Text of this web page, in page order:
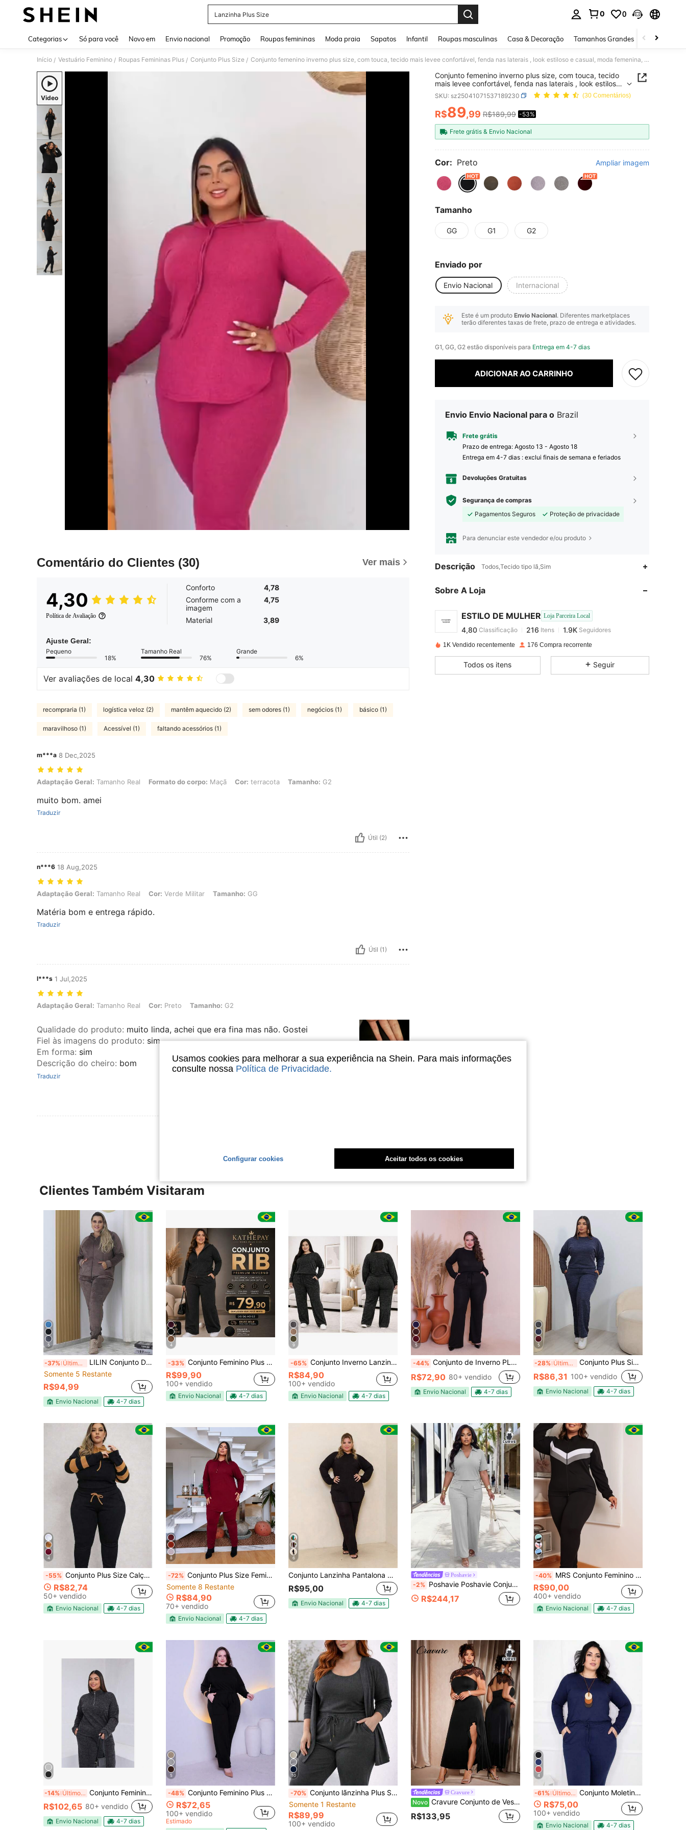
Lanzinha Plus Size
0 0
Categorias Só para você Novo em Envio nacional Promoção Roupas femininas Moda praia Sapatos Infantil Roupas masculinas Casa & Decoração Tamanhos Grandes Joias e
Início / Vestuário Feminino / Roupas Femininas Plus / Conjunto Plus Size / Conjunto femenino inverno plus size, com touca, tecido mais levee confortável, fenda nas laterais , look estiloso e casual, moda femenina, frio, noite.
Video
Comentário do Clientes (30) Ver mais
4,30
Política de Avaliação
Conforto
4,78
Conforme com a
imagem
4,75
Material 3,89
Ajuste Geral:
Pequeno
18%
Tamanho Real
76%
Grande
6%
Ver avaliações de local 4,30
recompraria (1) logística veloz (2) mantêm aquecido (2) sem odores (1) negócios (1) básico (1)
maravilhoso (1) Acessível (1) faltando acessórios (1)
m***a 8 Dec,2025
Adaptação Geral: Tamanho Real, Formato do corpo: Maçã, Cor: terracota, Tamanho: G2
Adaptação Geral: Tamanho Real Formato do corpo: Maçã Cor: terracota Tamanho: G2
muito bom. amei
Traduzir
Útil (2)
n***6 18 Aug,2025
Adaptação Geral: Tamanho Real, Cor: Verde Militar, Tamanho: GG
Adaptação Geral: Tamanho Real Cor: Verde Militar Tamanho: GG
Matéria bom e entrega rápido.
Traduzir
Útil (1)
l***s 1 Jul,2025
Adaptação Geral: Tamanho Real, Cor: Preto, Tamanho: G2
Adaptação Geral: Tamanho Real Cor: Preto Tamanho: G2
Qualidade do produto: muito linda, achei que era fina mas não. Gostei
Fiel às imagens do produto: sim
Em forma: sim
Descrição do cheiro: bom
Traduzir
Conjunto femenino inverno plus size, com touca, tecido
mais levee confortável, fenda nas laterais , look estiloso
e casual, moda femenina, frio, noite.
SKU: sz25041071537189230 (30 Comentários)
PRICE AND AVAILABILITY
R$89,99 R$189,99 -53%
Frete grátis & Envio Nacional
Cor: Preto Ampliar imagem
Tamanho
GG G1 G2
Enviado por
Envio Nacional Internacional
Este é um produto Envio Nacional. Diferentes marketplaces
terão diferentes taxas de frete, prazo de entrega e atividades.
G1, GG, G2 estão disponíveis para Entrega em 4-7 dias
ADICIONAR AO CARRINHO
Envio Envio Nacional para o Brazil
Frete grátis
Prazo de entrega: Agosto 13 - Agosto 18
Entrega em 4-7 dias : exclui finais de semana e feriados
Devoluções Gratuitas
Segurança de compras
Pagamentos Seguros
Proteção de privacidade
Para denunciar este vendedor e/ou produto
Descrição Todos,Tecido tipo lã,Sim
Sobre A Loja
ESTILO DE MULHER Loja Parceira Local
4,80 216
4,80
4,80 216 1.9K
r***spago1 dia atrás
4,80 216 1.9K
1K Vendido recentemente 176 Compra recorrente
Todos os itens Seguir
Clientes Também Visitaram
5
-37% Últimos 3 dias
LILIN Conjunto De Plush Plus Size Com Capuz Calça Punho
Somente 5 Restante
R$94,99
Envio Nacional 4-7 dias
4
-33% Conjunto Feminino Plus Size Inverno Malha Rib Canelada Premium com Capuz e Zíper Casual Elegante e Confortável
R$99,90
100+ vendido
Envio Nacional 4-7 dias
9
-65% Conjunto Inverno Lanzinha Ribi Plus Size Blusa Manga Longa E Calça Pantalona Super Confortável
R$84,90
100+ vendido
Envio Nacional 4-7 dias
5
-44% Conjunto de Inverno PLUS SIZE Lanzinha Blusa Manga Longa e Calça com Elástico e Bolsos
R$72,90 80+ vendido
Envio Nacional 4-7 dias
5
-28% Últimos 3 dias Conjunto Plus Size Feminino Inverno Blusão e Calça Pantalona Casual Lãnzinha Canelado Malha Rib Quentinho
R$86,31 100+ vendido
Envio Nacional 4-7 dias
4
-55% Conjunto Plus Size Calça e Blusa Manga Longa Feminina Capuz Crepe Tipo Moletom
R$82,74
50+ vendido
Envio Nacional 4-7 dias
8
-72% Conjunto Plus Size Feminino Moletinho Leve com Capuz Blusa Manga Longa e Calça Ajustada Confortável
Somente 8 Restante
R$84,90
70+ vendido
Envio Nacional 4-7 dias
6
Conjunto Lanzinha Pantalona Calça Reta e Blusa Com Capuz Plus Size
R$95,00
Envio Nacional 4-7 dias
Poshavie
-2% Poshavie Poshavie Conjunto Casual de Duas Peças Plus Size para Mulheres, Ajuste Estiloso e Relaxado, Conjunto Simples com Elasticidade.
R$244,17
6
-40% MRS Conjunto Feminino Plus Size Blusa Frio Calça
R$90,00
400+ vendido
Envio Nacional 4-7 dias
-14% Últimos 3 dias Conjunto Feminino Frio Plus Size Slim - Confortavel
R$102,65 80+ vendido
Envio Nacional 4-7 dias
5
-48% Conjunto Feminino Plus Size Lanzinha Calça Pantalona Bolsos e Detalhe Amarração Blusa Manga Longa Punho G1 ao G6
R$72,65
100+ vendido
Estimado
10
-70% Conjunto lãnzinha Plus Size 3 Peças Cardigã Regata Calça Simples Casual elegante
Somente 1 Restante
R$89,99
100+ vendido
Cravure
Novo Cravure Conjunto de Vestido Sem Alças Plus Size com Bainha Franzida e Top com Xale de Renda
R$133,95
4
-61% Último dia Conjunto Moletinho Feminino Inverno Calça Pantalona + Blusa Manga Longa Tecido de malha Bolso conjunto feminina Feriado Férias Escritório Casa Diário viagem inverno
R$75,00
100+ vendido
Envio Nacional 4-7 dias
Usamos cookies para melhorar a sua experiência na Shein. Para mais informações
consulte nossa Política de Privacidade.
Configurar cookies Aceitar todos os cookies